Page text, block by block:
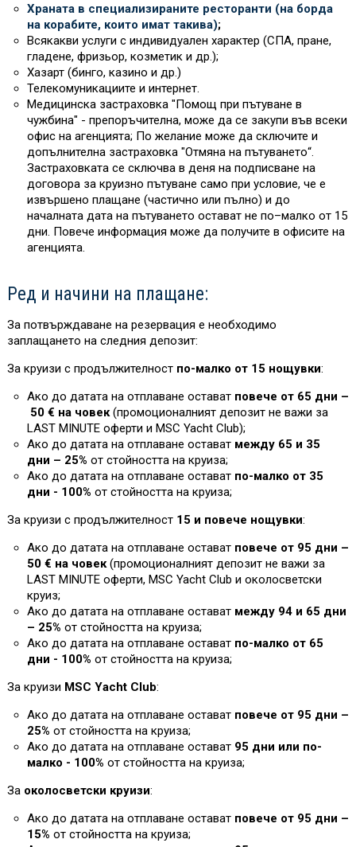
Храната в специализираните ресторанти (на борда
на корабите, които имат такива);
Всякакви услуги с индивидуален характер (СПА, пране,
гладене, фризьор, козметик и др.);
Хазарт (бинго, казино и др.)
Телекомуникациите и интернет.
Медицинска застраховка "Помощ при пътуване в
чужбина" - препоръчителна, може да се закупи във всеки
офис на агенцията; По желание може да сключите и
допълнителна застраховка "Отмяна на пътуването“.
Застраховката се сключва в деня на подписване на
договора за круизно пътуване само при условие, че е
извършено плащане (частично или пълно) и до
началната дата на пътуването остават не по–малко от 15
дни. Повече информация може да получите в офисите на
агенцията.
Ред и начини на плащане:
За потвърждаване на резервация е необходимо
заплащането на следния депозит:
За круизи с продължителност по-малко от 15 нощувки:
Ако до датата на отплаване остават повече от 65 дни –
50 € на човек(промоционалният депозит не важи за
LAST MINUTE оферти и MSC Yacht Club);
Ако до датата на отплаване остават между 65 и 35
дни – 25% от стойността на круиза;
Ако до датата на отплаване остават по-малко от 35
дни - 100% от стойността на круиза;
За круизи с продължителност 15 и повече нощувки:
Ако до датата на отплаване остават повече от 95 дни –
50 € на човек(промоционалният депозит не важи за
LAST MINUTE оферти, MSC Yacht Club и околосветски
круиз;
Ако до датата на отплаване остават между 94 и 65 дни
– 25% от стойността на круиза;
Ако до датата на отплаване остават по-малко от 65
дни - 100% от стойността на круиза;
За круизи MSC Yacht Club:
Ако до датата на отплаване остават повече от 95 дни –
25% от стойността на круиза;
Ако до датата на отплаване остават 95 дни или по-
малко - 100% от стойността на круиза;
За околосветски круизи:
Ако до датата на отплаване остават повече от 95 дни –
15% от стойността на круиза;